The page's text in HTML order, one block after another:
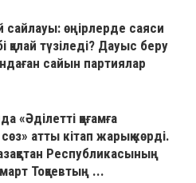
сайлауы: өңірлерде саяси
қалай түзіледі? Дауыс беру
сайын партиялар
«Әділетті қоғамға
атты кітап жарық көрді.
Республикасының
Тоқаевтың ...